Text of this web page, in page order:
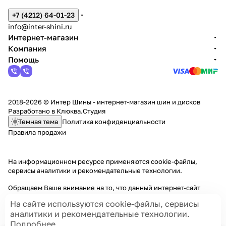
+7 (4212) 64-01-23
info@inter-shini.ru
Интернет-магазин
Компания
Помощь
2018-2026 © Интер Шины - интернет-магазин шин и дисков
Разработано в Клюква.Студия
Темная тема Политика конфиденциальности
Правила продажи
На информационном ресурсе применяютсяcookie-файлы,
сервисы аналитики и рекомендательные технологии.
Обращаем Ваше внимание на то, что данный интернет-сайт
условиях информационные материалы и цены, размещенные на
сайте, не являются публичной офертой, определяемой
положениями Статей 435 и 437 Гражданского кодекса РФ.
На сайте используются cookie-файлы, сервисы
аналитики и рекомендательные технологии.
Подробнее